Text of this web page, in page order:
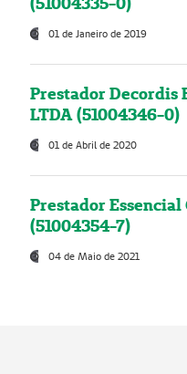
01 de Janeiro de 2019
Prestador Decordis
LTDA (51004346-0)
01 de Abril de 2020
Prestador Essencial
(51004354-7)
04 de Maio de 2021